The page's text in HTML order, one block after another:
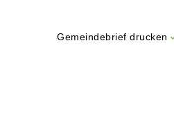
Gemeindebrief drucken